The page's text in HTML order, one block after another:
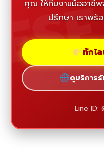
คุณ ให้ทีมงานมืออาชีพ
ปรึกษา เราพ
ทักไ
ดูบริการ
Line ID: